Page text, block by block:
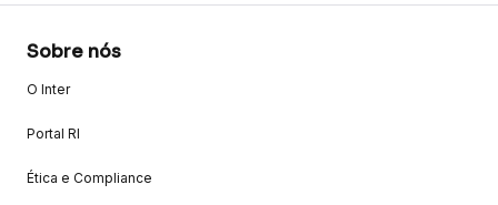
Sobre nós
O Inter
Portal RI
Ética e Compliance